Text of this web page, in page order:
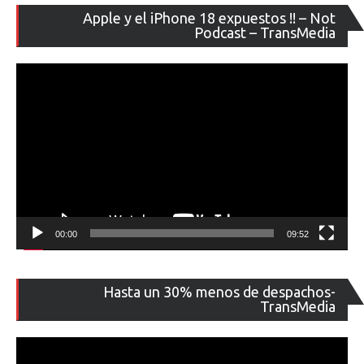
Apple y el iPhone 18 expuestos !! – Not
Podcast – TransMedia
de
00:00 09:52
Hasta un 30% menos de despachos-
TransMedia
de